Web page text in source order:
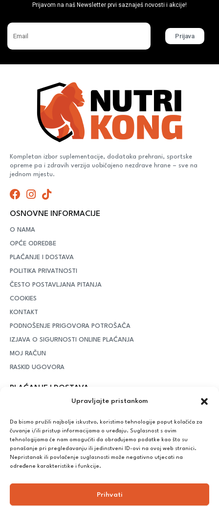
Upravljajte pristankom
Da bismo pružili najbolje iskustvo, koristimo tehnologije poput kolačića za
čuvanje i/ili pristup informacijama o uređaju. Suglasnost s ovim
tehnologijama će nam omogućiti da obrađujemo podatke kao što su
ponašanje pri pregledavanju ili jedinstveni ID-ovi na ovoj web stranici.
Nepristanak ili povlačenje suglasnosti može negativno utjecati na
određene karakteristike i funkcije.
Prihvati
Prijavom na naš Newsletter prvi saznaješ novosti i akcije!
Prijava
Kompletan izbor suplementacije, dodataka prehrani, sportske
opreme pa i zdravih verzija uobičajeno nezdrave hrane – sve na
jednom mjestu.
OSNOVNE INFORMACIJE
O NAMA
OPĆE ODREDBE
PLAĆANJE I DOSTAVA
POLITIKA PRIVATNOSTI
ČESTO POSTAVLJANA PITANJA
COOKIES
KONTAKT
PODNOŠENJE PRIGOVORA POTROŠAČA
IZJAVA O SIGURNOSTI ONLINE PLAĆANJA
MOJ RAČUN
RASKID UGOVORA
PLAĆANJE I DOSTAVA
– iznad potrošenih 55 eura dostava je
Plaćanje:
Bankovna transakcija, plaćanje prilikom preuzimanja, CorvusPay